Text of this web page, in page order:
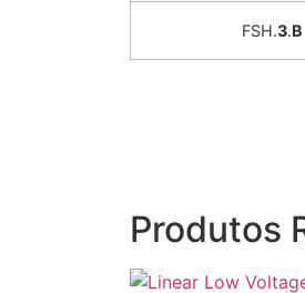
FSH.3.B
Produtos